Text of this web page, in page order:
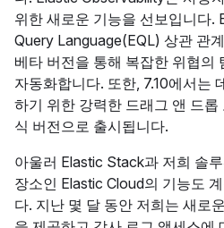
위한 새로운 기능을 선보입니다.
Query Language(EQL) 상관 관
베타 버전을 통해 복잡한 위협의
자동화합니다. 또한, 7.10에서는
하기 위한 강력한 드래그 앤 드
식 버전으로 출시됩니다.
아울러 Elastic Stack과 저희 솔
장소인 Elastic Cloud의 기능도
다. 지난 몇 달 동안 저희는 새로